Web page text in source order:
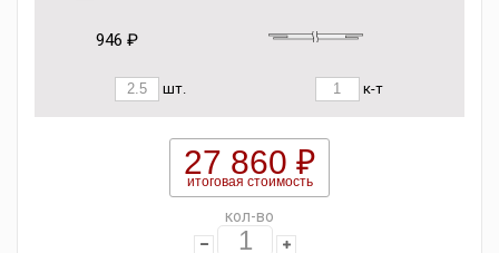
946 ₽
шт. к-т
27 860 ₽
итоговая стоимость
кол-во